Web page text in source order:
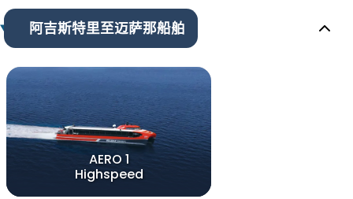
阿吉斯特里至迈萨那船舶
AERO 1
Highspeed